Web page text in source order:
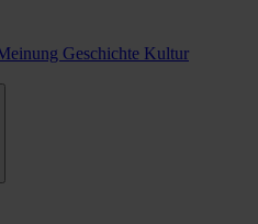
Geschichte Kultur